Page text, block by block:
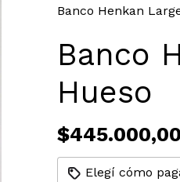
Banco Henkan
Banco
Hueso
$445.000,00
Elegí cómo